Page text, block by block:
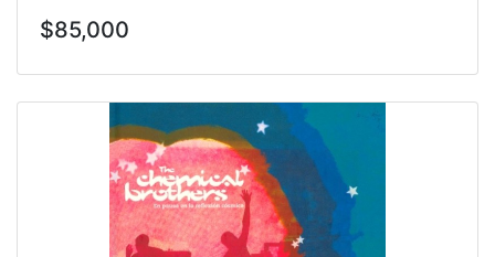
$85,000